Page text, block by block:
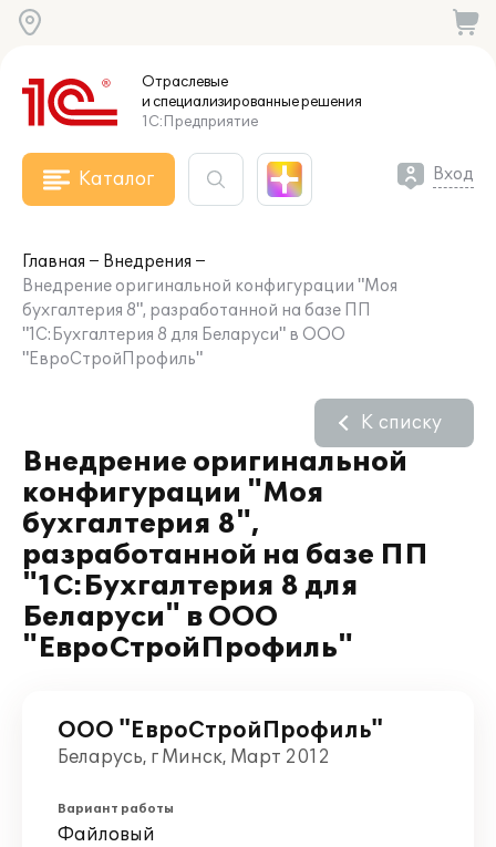
Отраслевые
и специализированныерешения
1С:Предприятие
Каталог Вход
Главная
Внедрения
Внедрение оригинальной конфигурации "Моя
бухгалтерия 8", разработанной на базе ПП
"1С:Бухгалтерия 8 для Беларуси" в ООО
"ЕвроСтройПрофиль"
Внедрение оригинальной
конфигурации "Моя
бухгалтерия 8",
разработанной на базе ПП
"1С:Бухгалтерия 8 для
Беларуси" в ООО
"ЕвроСтройПрофиль"
К списку
ООО "ЕвроСтройПрофиль"
Беларусь, г Минск, Март 2012
Вариант работы
Файловый